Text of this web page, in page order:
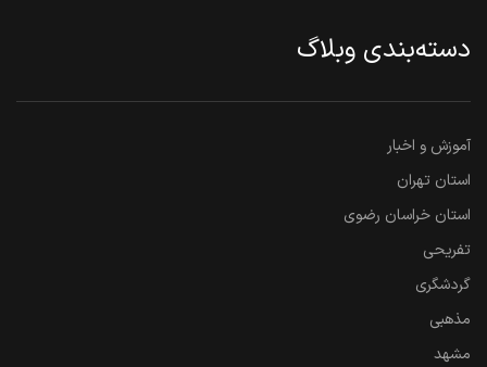
دسته‌بندی وبلاگ
آموزش و اخبار
استان تهران
استان خراسان رضوی
تفریحی
گردشگری
مذهبی
مشهد